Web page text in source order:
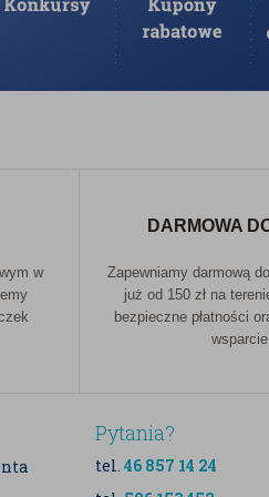
w
DARMOWA
Zapewniamy darmową
już od 150 zł na
bezpieczne płatności
Pytania?
tel. 46 857 14 24